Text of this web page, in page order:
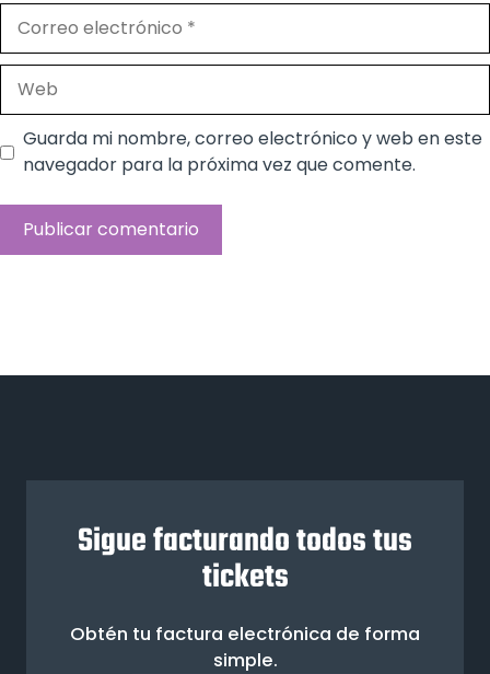
electrónico
Guarda mi nombre, correo electrónico y web en este
navegador para la próxima vez que comente.
Sigue facturando todos tus
tickets
Obtén tu factura electrónica de forma
simple.